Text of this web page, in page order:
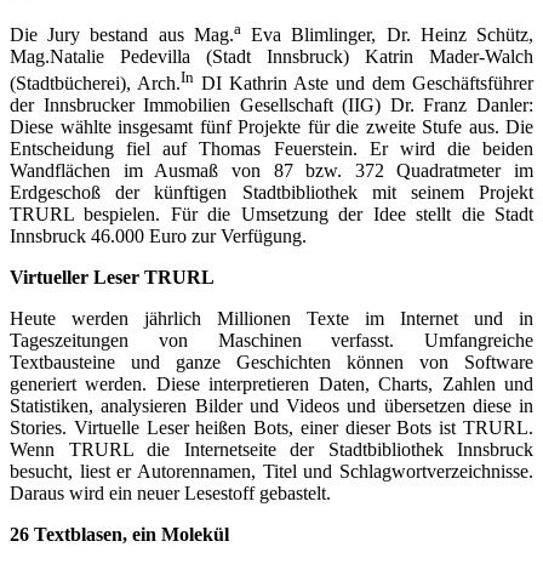
Die Jury bestand aus Mag.aEva Blimlinger, Dr. Heinz Schütz,
Mag.Natalie Pedevilla (Stadt Innsbruck) Katrin Mader-Walch
(Stadtbücherei), Arch.In DI Kathrin Aste und dem Geschäftsführer
der Innsbrucker Immobilien Gesellschaft (IIG) Dr. Franz Danler:
Diese wählte insgesamt fünf Projekte für die zweite Stufe aus. Die
Entscheidung fiel auf Thomas Feuerstein. Er wird die beiden
Wandflächen im Ausmaß von 87 bzw. 372 Quadratmeter im
Erdgeschoß der künftigen Stadtbibliothek mit seinem Projekt
TRURL bespielen. Für die Umsetzung der Idee stellt die Stadt
Innsbruck 46.000 Euro zur Verfügung.
Virtueller Leser TRURL
Heute werden jährlich Millionen Texte im Internet und in
Tageszeitungen von Maschinen verfasst. Umfangreiche
Textbausteine und ganze Geschichten können von Software
generiert werden. Diese interpretieren Daten, Charts, Zahlen und
Statistiken, analysieren Bilder und Videos und übersetzen diese in
Stories. Virtuelle Leser heißen Bots, einer dieser Bots ist TRURL.
Wenn TRURL die Internetseite der Stadtbibliothek Innsbruck
besucht, liest er Autorennamen, Titel und Schlagwortverzeichnisse.
Daraus wird ein neuer Lesestoff gebastelt.
26 Textblasen, ein Molekül